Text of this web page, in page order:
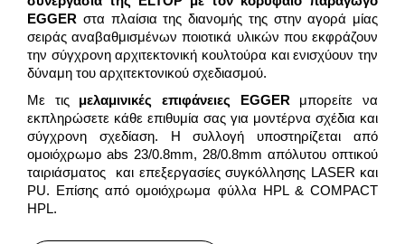
EGGER στα πλαίσια της διανομής της στην αγορά μίας
σειράς αναβαθμισμένων ποιοτικά υλικών που εκφράζουν
την σύγχρονη αρχιτεκτονική κουλτούρα και ενισχύουν την
δύναμη του αρχιτεκτονικού σχεδιασμού.
Με τις μελαμινικές επιφάνειες EGGER μπορείτε να
εκπληρώσετε κάθε επιθυμία σας για μοντέρνα σχέδια και
σύγχρονη σχεδίαση. Η συλλογή υποστηρίζεται από
ομοιόχρωμο abs 23/0.8mm, 28/0.8mm απόλυτου οπτικού
ταιριάσματος και επεξεργασίες συγκόλλησης LASER και
PU. Επίσης από ομοιόχρωμα φύλλα HPL & COMPACT
HPL.